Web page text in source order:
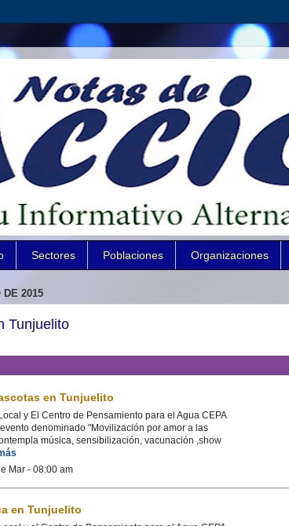
Sectores Poblaciones Organizaciones
DE 2015
Tunjuelito
en Tunjuelito
y El Centro de Pensamiento para el Agua CEPA
denominado "Movilización por amor a las
música, sensibilización, vacunación ,show
Mar - 08:00 am
en Tunjuelito